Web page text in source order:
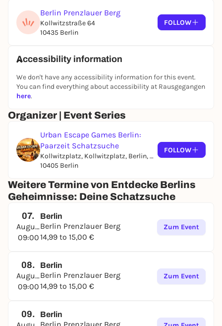
Berlin Prenzlauer Berg
Kollwitzstraße 64
10435 Berlin
FOLLOW
Accessibility information
We don't have any accessibility information for this event.
You can find everything about accessibility at Rausgegangen
here.
Organizer | Event Series
Urban Escape Games Berlin:
Paarzeit Schatzsuche
Kollwitzplatz, Kollwitzplatz, Berlin, Germany
10405 Berlin
FOLLOW
Weitere Termine von Entdecke Berlins
Geheimnisse: Deine Schatzsuche
07.
August
09:00
Berlin
Berlin Prenzlauer Berg
14,99 to 15,00 €
Zum Event
08.
August
09:00
Berlin
Berlin Prenzlauer Berg
14,99 to 15,00 €
Zum Event
09. Berlin